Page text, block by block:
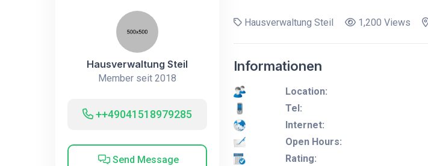
Hausverwaltung Steil
Member seit 2018
++49041518979285
Send Message
Hausverwaltung Steil 1,200 Views
Informationen
Location:
Tel:
Internet:
Open Hours:
Rating: